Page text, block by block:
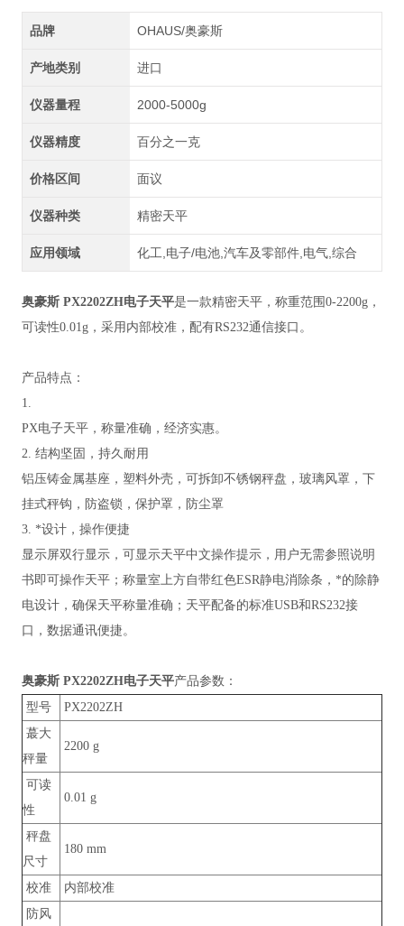
品牌 OHAUS/奥豪斯
产地类别 进口
仪器量程 2000-5000g
仪器精度 百分之一克
价格区间 面议
仪器种类 精密天平
应用领域 化工,电子/电池,汽车及零部件,电气,综合
奥豪斯 PX2202ZH电子天平是一款精密天平，称重范围0-2200g，
可读性0.01g，采用内部校准，配有RS232通信接口。
产品特点：
1.
PX电子天平，称量准确，经济实惠。
2. 结构坚固，持久耐用
铝压铸金属基座，塑料外壳，可拆卸不锈钢秤盘，玻璃风罩，下
挂式秤钩，防盗锁，保护罩，防尘罩
3. *设计，操作便捷
显示屏双行显示，可显示天平中文操作提示，用户无需参照说明
书即可操作天平；称量室上方自带红色ESR静电消除条，*的除静
电设计，确保天平称量准确；天平配备的标准USB和RS232接
口，数据通讯便捷。
奥豪斯 PX2202ZH电子天平产品参数：
型号
PX2202ZH
蕞大
秤量
2200 g
可读
性
0.01 g
秤盘
尺寸
180 mm
校准
内部校准
防风